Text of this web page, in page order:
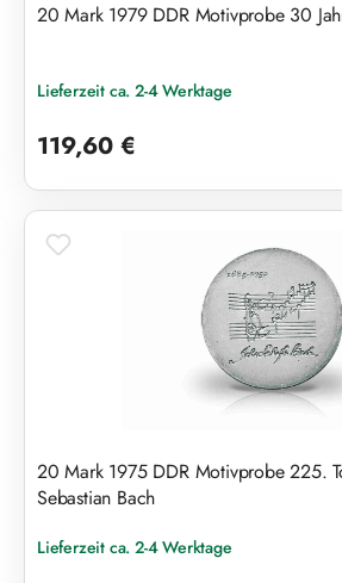
20 Mark 1979 DDR Motivprobe 30
Lieferzeit ca. 2-4 Werktage
119,60 €
20 Mark 1975 DDR Motivprobe 225.
Sebastian Bach
Lieferzeit ca. 2-4 Werktage